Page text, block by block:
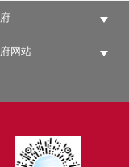
网站